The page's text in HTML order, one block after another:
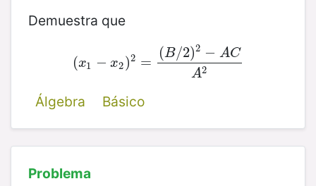
Demuestra que
(x1 − x2)2 =
( B/2)2 − AC
A2
(x 1− x2)2 =( B/2)2−ACA2
Álgebra Básico
Problema